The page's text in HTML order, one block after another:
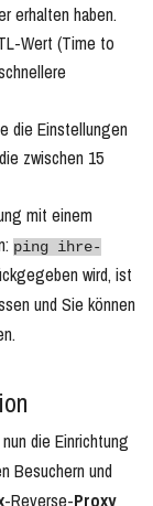
erhalten haben.
Wert (Time to
die Einstellungen
zwischen 15
mit einem
ping ihre-
wird, ist
und Sie können
die Einrichtung
Besuchern und
-Reverse-Proxy